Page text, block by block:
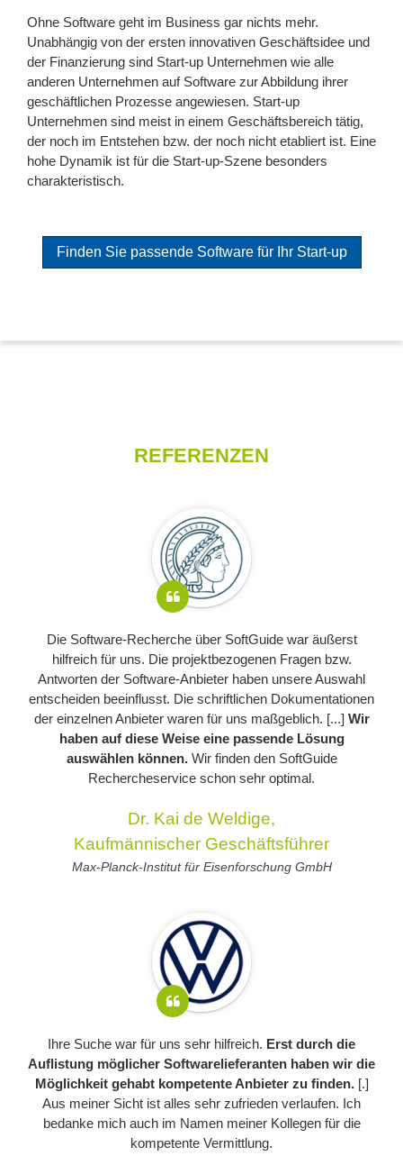
Ohne Software geht im Business gar nichts mehr.
Unabhängig von der ersten innovativen Geschäftsidee und
der Finanzierung sind Start-up Unternehmen wie alle
anderen Unternehmen auf Software zur Abbildung ihrer
geschäftlichen Prozesse angewiesen. Start-up
Unternehmen sind meist in einem Geschäftsbereich tätig,
der noch im Entstehen bzw. der noch nicht etabliert ist. Eine
hohe Dynamik ist für die Start-up-Szene besonders
charakteristisch.
Finden Sie passende Software für Ihr Start-up
REFERENZEN
Die Software-Recherche über SoftGuide war äußerst
hilfreich für uns. Die projektbezogenen Fragen bzw.
Antworten der Software-Anbieter haben unsere Auswahl
entscheiden beeinflusst. Die schriftlichen Dokumentationen
der einzelnen Anbieter waren für uns maßgeblich. [...] Wir
haben auf diese Weise eine passende Lösung
auswählen können. Wir finden den SoftGuide
Rechercheservice schon sehr optimal.
Dr. Kai de Weldige,
Kaufmännischer Geschäftsführer
Max-Planck-Institut für Eisenforschung GmbH
Ihre Suche war für uns sehr hilfreich. Erst durch die
Auflistung möglicher Softwarelieferanten haben wir die
Möglichkeit gehabt kompetente Anbieter zu finden. [.]
Aus meiner Sicht ist alles sehr zufrieden verlaufen. Ich
bedanke mich auch im Namen meiner Kollegen für die
kompetente Vermittlung.